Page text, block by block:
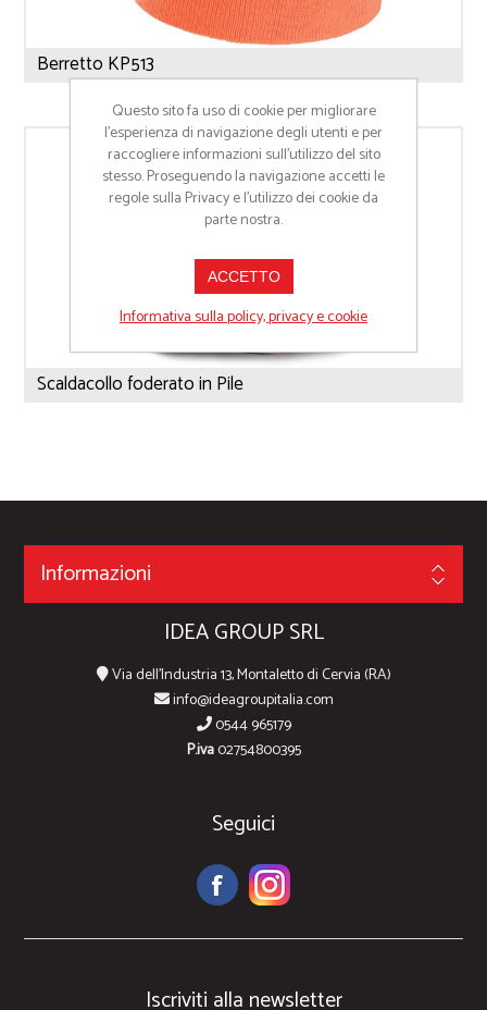
Berretto KP513
Scaldacollo foderato in Pile
Informazioni
IDEA GROUP SRL
Via dell'Industria 13, Montaletto di Cervia (RA)
info@ideagroupitalia.com
0544 965179
P.iva02754800395
Seguici
Iscriviti alla newsletter
Questo sito fa uso di cookie per migliorare
l’esperienza di navigazione degli utenti e per
raccogliere informazioni sull’utilizzo del sito
stesso. Proseguendo la navigazione accetti le
regole sulla Privacy e l'utilizzo dei cookie da
parte nostra.
ACCETTO
Informativa sulla policy, privacy e cookie